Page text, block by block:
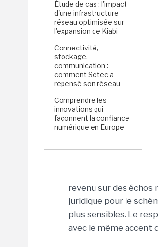
Étude de cas : l'impact
d'une infrastructure
réseau optimisée sur
l'expansion de Kiabi
Connectivité,
stockage,
communication :
comment Setec a
repensé son réseau
Comprendre les
innovations qui
façonnent la confiance
numérique en Europe
revenu sur des échos
juridique pour le
plus sensibles. Le
avec le même accent